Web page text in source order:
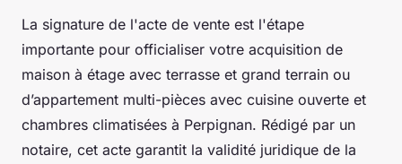
La signature de l'acte de vente est l'étape
importante pour officialiser votre acquisition de
maison à étage avec terrasse et grand terrain ou
d’appartement multi-pièces avec cuisine ouverte et
chambres climatisées à Perpignan. Rédigé par un
notaire, cet acte garantit la validité juridique de la